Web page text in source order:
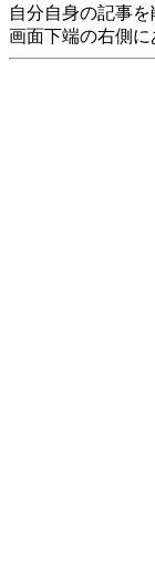
自分自身の記事
画面下端の右側